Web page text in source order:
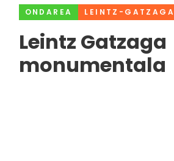
ONDAREA LEINTZ-GATZAGA
Leintz Gatzaga
monumentala